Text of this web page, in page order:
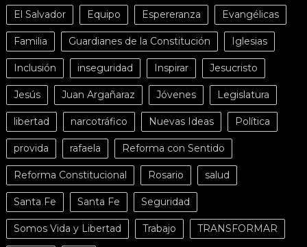
El Salvador Equipo Espereranza Evangélicas
Familia Guardianes de la Constitución Iglesias
Inclusión inseguridad Inspirar Jesucristo
Jesús Juan Argañaraz Jóvenes Legislatura
libertad narcotráfico Nuevas Ideas Política
provida rafaela Reforma con Sentido
Reforma Constitucional Rosario salud
Santa Fe Santa Fe Seguridad
Somos Vida y Libertad Trabajo TRANSFORMAR